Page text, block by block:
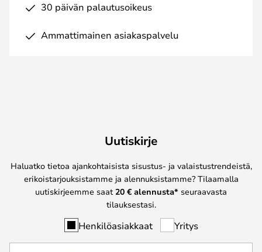
30 päivän palautusoikeus
Ammattimainen asiakaspalvelu
Uutiskirje
Haluatko tietoa ajankohtaisista sisustus- ja valaistustrendeistä,
erikoistarjouksistamme ja alennuksistamme? Tilaamalla
uutiskirjeemme saat 20 € alennusta* seuraavasta
tilauksestasi.
Henkilöasiakkaat Yritys